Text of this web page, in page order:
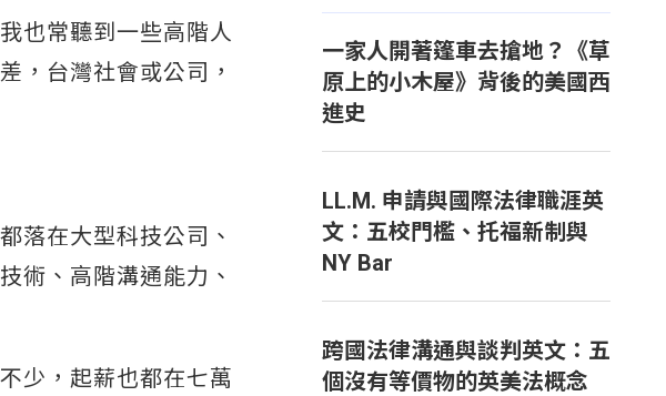
也常聽到一些高階人
，台灣社會或公司，
落在大型科技公司、
術、高階溝通能力、
少，起薪也都在七萬
一家人開著篷車去搶地？《草
原上的小木屋》背後的美國西
進史
LL.M. 申請與國際法律職涯英
文：五校門檻、托福新制與
NY Bar
跨國法律溝通與談判英文：五
個沒有等價物的英美法概念